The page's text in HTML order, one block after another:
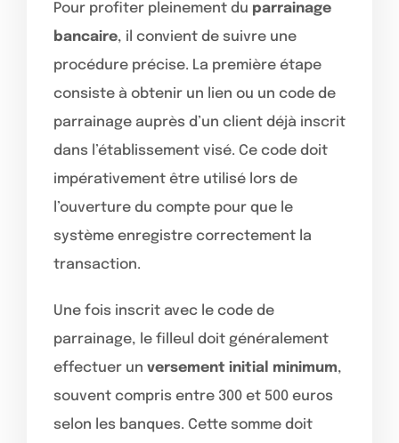
Pour profiter pleinement du parrainage
bancaire, il convient de suivre une
procédure précise. La première étape
consiste à obtenir un lien ou un code de
parrainage auprès d’un client déjà inscrit
dans l’établissement visé. Ce code doit
impérativement être utilisé lors de
l’ouverture du compte pour que le
système enregistre correctement la
transaction.
Une fois inscrit avec le code de
parrainage, le filleul doit généralement
effectuer un versement initial minimum,
souvent compris entre 300 et 500 euros
selon les banques. Cette somme doit